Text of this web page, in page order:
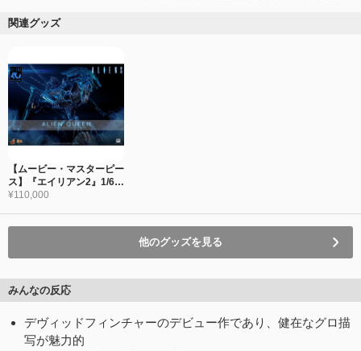
関連グッズ
【ムービー・マスターピー
ス】『エイリアン2』1/6ス
ケールフィギュア エイリ
¥110,000
他のグッズを見る
みんなの反応
デヴィッドフィンチャーのデビュー作であり、健在なグロ描
写が魅力的